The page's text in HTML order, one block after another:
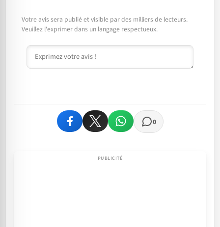
Votre avis sera publié et visible par des milliers de lecteurs.
Veuillez l'exprimer dans un langage respectueux.
Commentaire
0